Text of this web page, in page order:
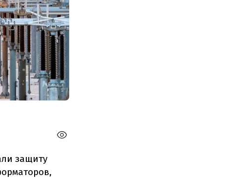
защиту